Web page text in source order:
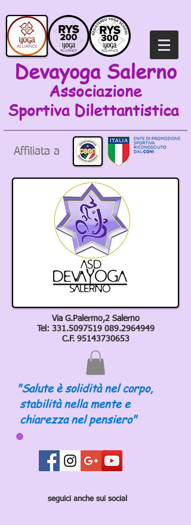
Devayoga Salerno
Associazione
Sportiva Dilettantistica
Affiliata a
Via G.Palermo,2 Salerno
Tel: 331.5097519 089.2964949
C.F. 95143730653
"Salute è solidità nel corpo,
stabilità nella mente e
chiarezza nel pensiero"
seguici anche sui social